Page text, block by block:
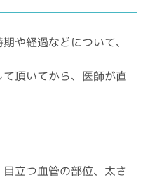
や経過などについて、
頂いてから、医師が直
立つ血管の部位、太さ